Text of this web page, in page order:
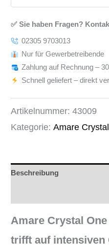
✅ Sie haben Fragen?
02305 9703013
Nur für Gewerbetreibende
Zahlung auf Rechnung –
Schnell geliefert – direkt
Artikelnummer:43009
Kategorie:Amare
Beschreibung
Amare Crystal
trifft auf intensiven